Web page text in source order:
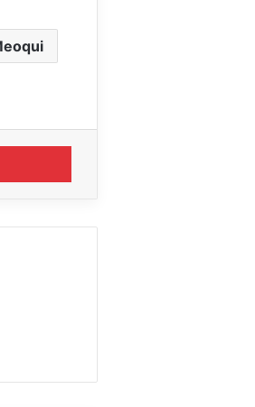
Pinterest